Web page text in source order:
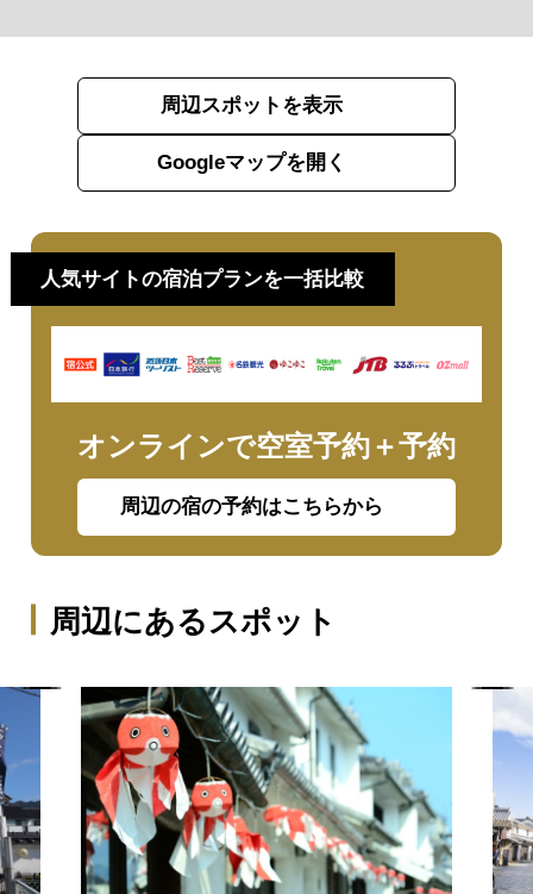
周辺スポットを表示
Googleマップを開く
人気サイトの宿泊プランを一括比較
オンラインで空室予約＋予約
周辺の宿の予約はこちらから
周辺にあるスポット